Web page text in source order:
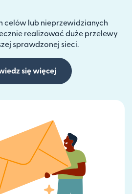
celów lub nieprzewidzianych
realizować duże przelewy
sprawdzonej sieci.
się więcej